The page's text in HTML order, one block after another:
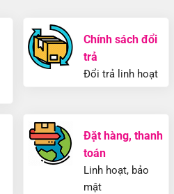
Chính sách đổi
trả
Đổi trả linh hoạt
Đặt hàng, thanh
toán
Linh hoạt, bảo
mật